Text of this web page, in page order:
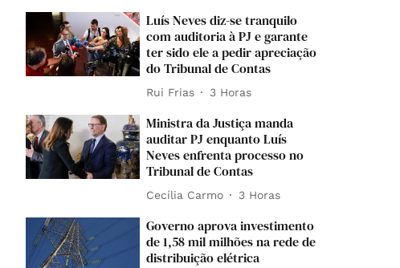
Luís Neves diz-se tranquilo
com auditoria à PJ e garante
ter sido ele a pedir apreciação
do Tribunal de Contas
Rui Frias 3 Horas
Ministra da Justiça manda
auditar PJ enquanto Luís
Neves enfrenta processo no
Tribunal de Contas
Cecília Carmo 3 Horas
Governo aprova investimento
de 1,58 mil milhões na rede de
distribuição elétrica